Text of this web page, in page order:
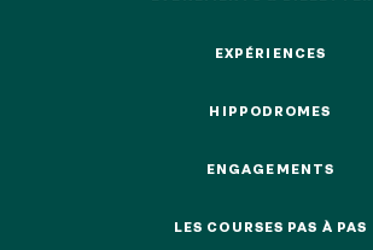
EXPÉRIENCES
HIPPODROMES
ENGAGEMENTS
LES COURSES PAS À PAS